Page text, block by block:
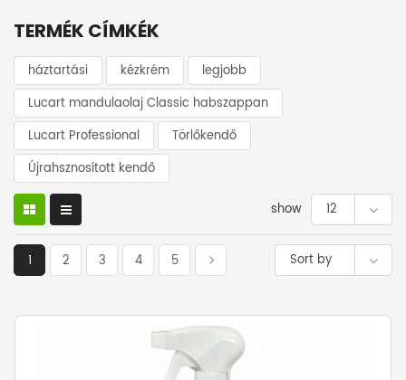
TERMÉK CÍMKÉK
háztartási kézkrém
legjobb
Lucart mandulaolaj Classic habszappan
Lucart Professional
Törlőkendő
Újrahsznosított kendő
show 12
Sort by
1 2 3 4 5